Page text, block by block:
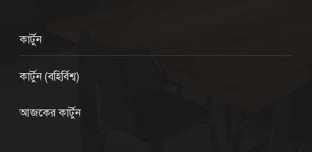
কার্টুন
কার্টুন (বহির্বিশ্ব)
আজকের কার্টুন